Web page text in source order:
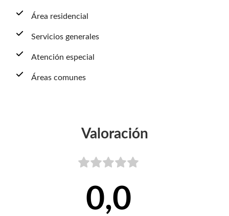
Área residencial
Servicios generales
Atención especial
Áreas comunes
Valoración
0,0